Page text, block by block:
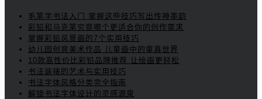
毛笔字书法入门 掌握这些技巧写出传神墨韵
彩铅和马克笔究竟哪个更适合你的创作需求
掌握彩铅风景画的7个实用技巧
幼儿园创意美术作品 儿童画中的童真世界
10款高性价比彩铅品牌推荐 让绘画更轻松
书法装裱的艺术与实用技巧
书法字体风格分类完全指南
解锁书法字体设计的灵感源泉